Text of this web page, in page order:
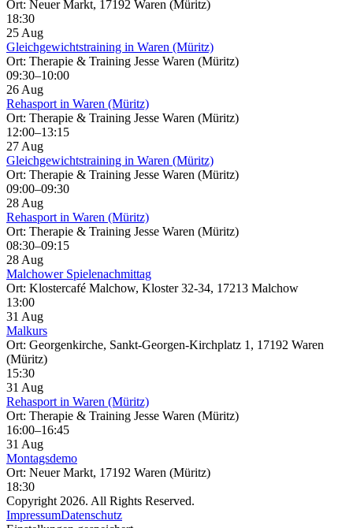
Ort: Neuer Markt, 17192 Waren (Müritz)
18:30
25 Aug
Gleichgewichtstraining in Waren (Müritz)
Ort: Therapie & Training Jesse Waren (Müritz)
09:30–10:00
26 Aug
Rehasport in Waren (Müritz)
Ort: Therapie & Training Jesse Waren (Müritz)
12:00–13:15
27 Aug
Gleichgewichtstraining in Waren (Müritz)
Ort: Therapie & Training Jesse Waren (Müritz)
09:00–09:30
28 Aug
Rehasport in Waren (Müritz)
Ort: Therapie & Training Jesse Waren (Müritz)
08:30–09:15
28 Aug
Malchower Spielenachmittag
Ort: Klostercafé Malchow, Kloster 32-34, 17213 Malchow
13:00
31 Aug
Malkurs
Ort: Georgenkirche, Sankt-Georgen-Kirchplatz 1, 17192 Waren
(Müritz)
15:30
31 Aug
Rehasport in Waren (Müritz)
Ort: Therapie & Training Jesse Waren (Müritz)
16:00–16:45
31 Aug
Montagsdemo
Ort: Neuer Markt, 17192 Waren (Müritz)
18:30
Copyright 2026. All Rights Reserved.
ImpressumDatenschutz